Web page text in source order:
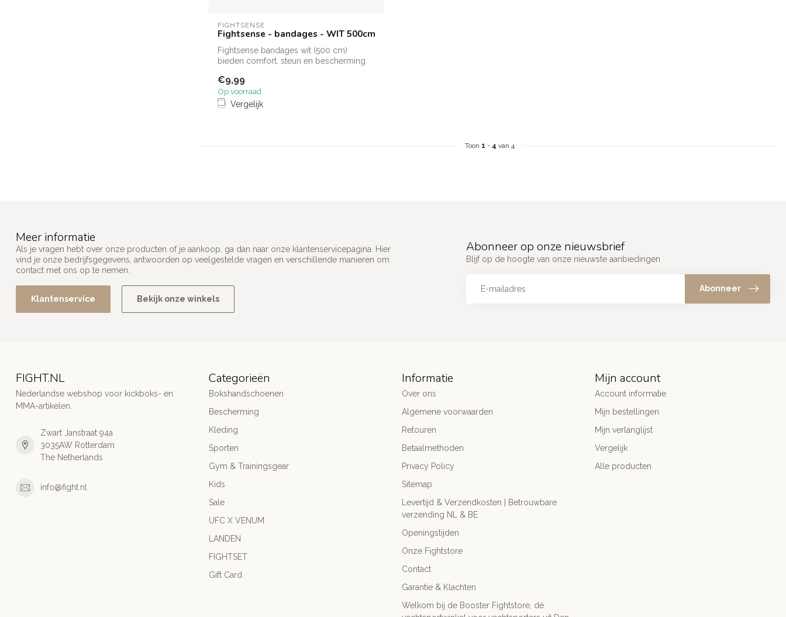
FIGHTSENSE
Fightsense - bandages - WIT 500cm
Fightsense bandages wit (500 cm)
bieden comfort, steun en bescherming
€9,99
Op voorraad
Vergelijk
Toon 1 - 4 van 4
Meer informatie
Als je vragen hebt over onze producten of je aankoop, ga dan naar onze klantenservicepagina. Hier
vind je onze bedrijfsgegevens, antwoorden op veelgestelde vragen en verschillende manieren om
contact met ons op te nemen.
Klantenservice Bekijk onze winkels
Abonneer op onze nieuwsbrief
Blijf op de hoogte van onze nieuwste aanbiedingen
Abonneer
FIGHT.NL
Nederlandse webshop voor kickboks- en
MMA-artikelen.
Zwart Janstraat 94a
3035AW Rotterdam
The Netherlands
info@fight.nl
Categorieën
Bokshandschoenen
Bescherming
Kleding
Sporten
Gym & Trainingsgear
Kids
Sale
UFC X VENUM
LANDEN
FIGHTSET
Gift Card
Informatie
Over ons
Algemene voorwaarden
Retouren
Betaalmethoden
Privacy Policy
Sitemap
Levertijd & Verzendkosten | Betrouwbare
verzending NL & BE
Openingstijden
Onze Fightstore
Contact
Garantie & Klachten
Welkom bij de Booster Fightstore, dé
Mijn account
Account informatie
Mijn bestellingen
Mijn verlanglijst
Vergelijk
Alle producten